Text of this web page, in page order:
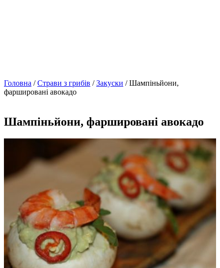
Головна /Страви з грибів /Закуски / Шампіньйони,
фаршировані авокадо
Шампіньйони, фаршировані авокадо